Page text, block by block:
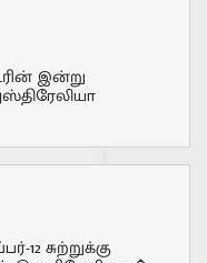
இன்று
சுற்றுக்கு